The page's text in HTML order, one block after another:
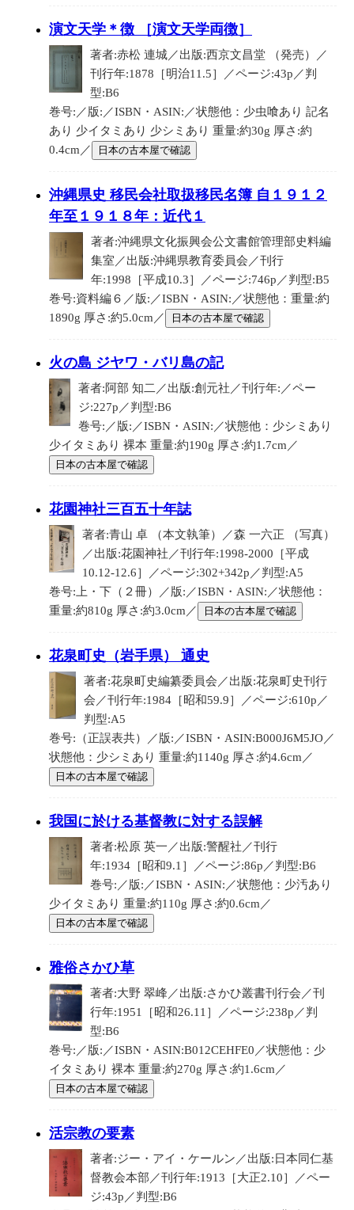
演文天学＊徴 ［演文天学両徴］
著者:赤松 連城／出版:西京文昌堂 （発売）／
刊行年:1878［明治11.5］／ページ:43p／判
型:B6
巻号:／版:／ISBN・ASIN:／状態他：少虫喰あり 記名
あり 少イタミあり 少シミあり 重量:約30g 厚さ:約
0.4cm／
日本の古本屋で確認
沖縄県史 移民会社取扱移民名簿 自１９１２
年至１９１８年：近代１
著者:沖縄県文化振興会公文書館管理部史料編
集室／出版:沖縄県教育委員会／刊行
年:1998［平成10.3］／ページ:746p／判型:B5
巻号:資料編６／版:／ISBN・ASIN:／状態他：重量:約
1890g 厚さ:約5.0cm／
日本の古本屋で確認
火の島 ジヤワ・バリ島の記
著者:阿部 知二／出版:創元社／刊行年:／ペー
ジ:227p／判型:B6
巻号:／版:／ISBN・ASIN:／状態他：少シミあり
少イタミあり 裸本 重量:約190g 厚さ:約1.7cm／
日本の古本屋で確認
花園神社三百五十年誌
著者:青山 卓 （本文執筆）／森 一六正 （写真）
／出版:花園神社／刊行年:1998-2000［平成
10.12-12.6］／ページ:302+342p／判型:A5
巻号:上・下（２冊）／版:／ISBN・ASIN:／状態他：
重量:約810g 厚さ:約3.0cm／
日本の古本屋で確認
花泉町史（岩手県） 通史
著者:花泉町史編纂委員会／出版:花泉町史刊行
会／刊行年:1984［昭和59.9］／ページ:610p／
判型:A5
巻号:（正誤表共）／版:／ISBN・ASIN:B000J6M5JO／
状態他：少シミあり 重量:約1140g 厚さ:約4.6cm／
日本の古本屋で確認
我国に於ける基督教に対する誤解
著者:松原 英一／出版:警醒社／刊行
年:1934［昭和9.1］／ページ:86p／判型:B6
巻号:／版:／ISBN・ASIN:／状態他：少汚あり
少イタミあり 重量:約110g 厚さ:約0.6cm／
日本の古本屋で確認
雅俗さかひ草
著者:大野 翠峰／出版:さかひ叢書刊行会／刊
行年:1951［昭和26.11］／ページ:238p／判
型:B6
巻号:／版:／ISBN・ASIN:B012CEHFE0／状態他：少
イタミあり 裸本 重量:約270g 厚さ:約1.6cm／
日本の古本屋で確認
活宗教の要素
著者:ジー・アイ・ケールン／出版:日本同仁基
督教会本部／刊行年:1913［大正2.10］／ペー
ジ:43p／判型:B6